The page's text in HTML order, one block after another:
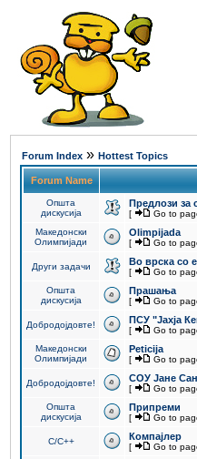
Forum Index » Hottest Topics
Forum Name
Општа
дискусија
Предлози за
[ Go to
Македонски
Олимпијади
Olimpijada
[ Go to
Други задачи Во врска со
[ Go to
Општа
дискусија
Прашања
[ Go to
Добродојдовте! ПCУ "Јахја
[ Go to
Македонски
Олимпијади
Peticija
[ Go to
Добродојдовте! СОУ Јане
[ Go to
Општа
дискусија
Припреми
[ Go to
C/C++ Компајлер
[ Go to